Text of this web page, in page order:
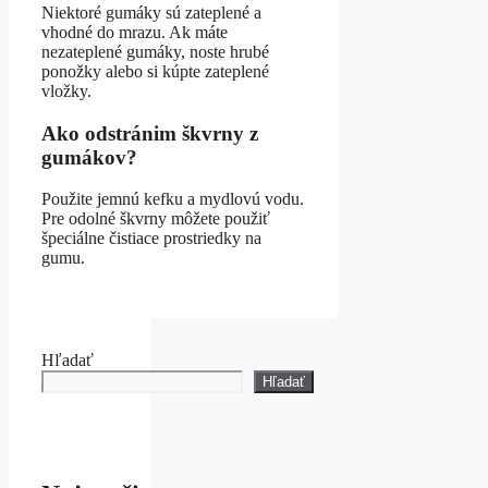
Niektoré gumáky sú zateplené a
vhodné do mrazu. Ak máte
nezateplené gumáky, noste hrubé
ponožky alebo si kúpte zateplené
vložky.
Ako odstránim škvrny z
gumákov?
Použite jemnú kefku a mydlovú vodu.
Pre odolné škvrny môžete použiť
špeciálne čistiace prostriedky na
gumu.
Hľadať
Hľadať